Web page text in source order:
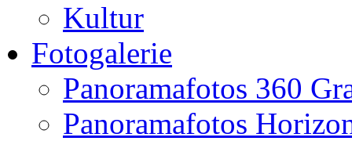
Kultur
Fotogalerie
Panoramafotos 360
Panoramafotos